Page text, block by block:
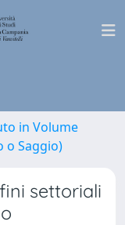
in Volume
o Saggio)
settoriali